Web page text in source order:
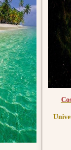
ses
de
prêt à
crimes.